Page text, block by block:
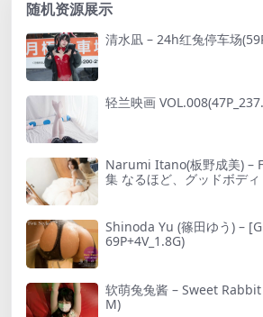
随机资源展示
清水凪 – 24h红兔停车场
轻兰映画
Narumi Itano(板野成美) –
集 なるほど、グッドボデ
Shinoda Yu (篠田ゆう) –
69P+4V_1.8G)
软萌兔兔酱 – Sweet
M)